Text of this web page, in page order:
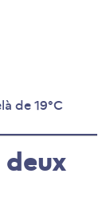
de 19°C
deux